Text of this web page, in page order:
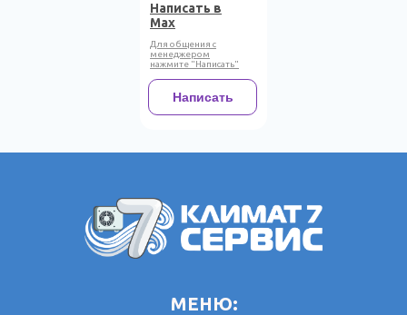
Написать в
Max
Для общения с
менеджером
нажмите "Написать"
Написать
МЕНЮ: